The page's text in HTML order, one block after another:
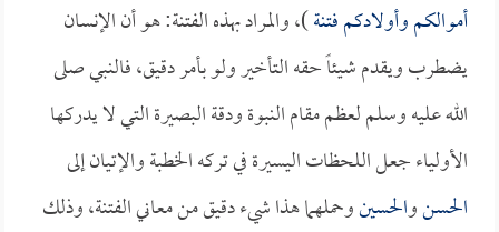
أموالكم وأولادكم فتنة)، والمراد بهذه الفتنة: هو أن الإنسان
يضطرب ويقدم شيئاً حقه التأخير ولو بأمر دقيق، فالنبي صلى
الله عليه وسلم لعظم مقام النبوة ودقة البصيرة التي لا يدركها
الأولياء جعل اللحظات اليسيرة في تركه الخطبة والإتيان إلى
الحسنوالحسينوحملهما هذا شيء دقيق من معاني الفتنة، وذلك